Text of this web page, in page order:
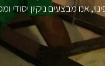
אנו מבצעים ניקיון יסודי